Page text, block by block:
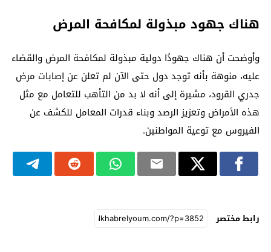
هناك جهود مبذولة لمكافحة المرض
وأوضحت أن هناك جهودًا دولية مبذولة لمكافحة المرض والقضاء
عليه، منوهة بأنه توجد دول حتى الآن لم تعلن عن إصابات مرض
جدري القرود، مشيرة إلى أنه لا بد من التأهب للتعامل مع مثل
هذه الأمراض وتعزيز الرصد وبناء قدرات المعامل للكشف عن
الفيروس مع توعية المواطنين.
رابط مختصر